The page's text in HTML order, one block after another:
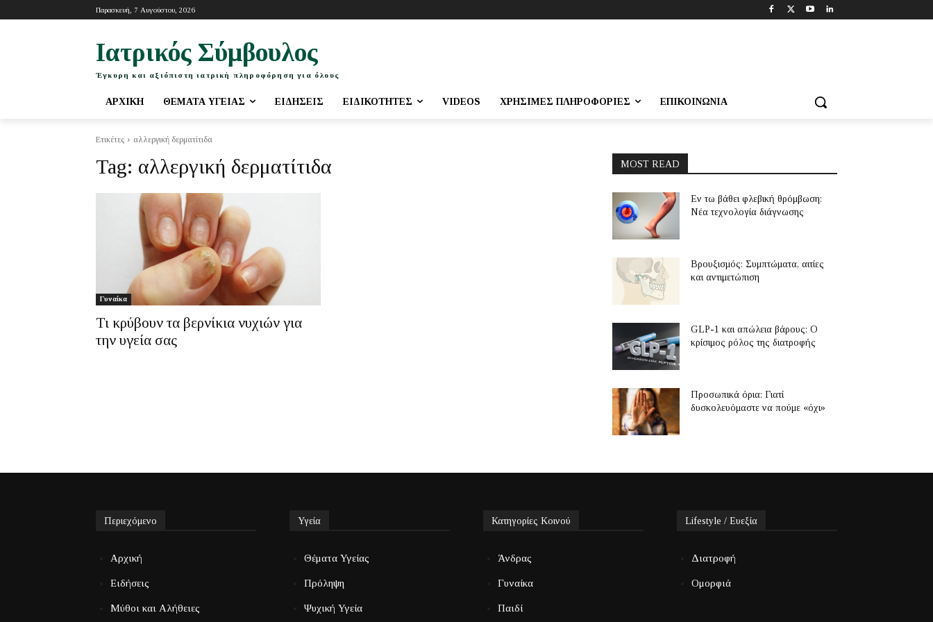
Παρασκευή, 7 Αυγούστου, 2026
Ιατρικός Σύμβουλος
Έγκυρη και αξιόπιστη ιατρική πληροφόρηση για όλους
ΑΡΧΙΚΉ ΘΈΜΑΤΑ ΥΓΕΊΑΣ ΕΙΔΉΣΕΙΣ ΕΙΔΙΚΌΤΗΤΕΣ VIDEOS ΧΡΉΣΙΜΕΣ ΠΛΗΡΟΦΟΡΊΕΣ ΕΠΙΚΟΙΝΩΝΊΑ
Ετικέτες αλλεργική δερματίτιδα
Tag: αλλεργική δερματίτιδα
Γυναίκα
Τι κρύβουν τα βερνίκια νυχιών για
την υγεία σας
MOST READ
Εν τω βάθει φλεβική θρόμβωση:
Νέα τεχνολογία διάγνωσης
Βρουξισμός: Συμπτώματα, αιτίες
και αντιμετώπιση
GLP-1 και απώλεια βάρους: Ο
κρίσιμος ρόλος της διατροφής
Προσωπικά όρια: Γιατί
δυσκολευόμαστε να πούμε «όχι»
Περιεχόμενο
Αρχική
Ειδήσεις
Μύθοι και Αλήθειες
Υγεία
Θέματα Υγείας
Πρόληψη
Ψυχική Υγεία
Κατηγορίες Κοινού
Άνδρας
Γυναίκα
Παιδί
Lifestyle / Ευεξία
Διατροφή
Ομορφιά